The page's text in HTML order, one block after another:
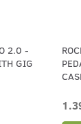
2.0 -
GIG